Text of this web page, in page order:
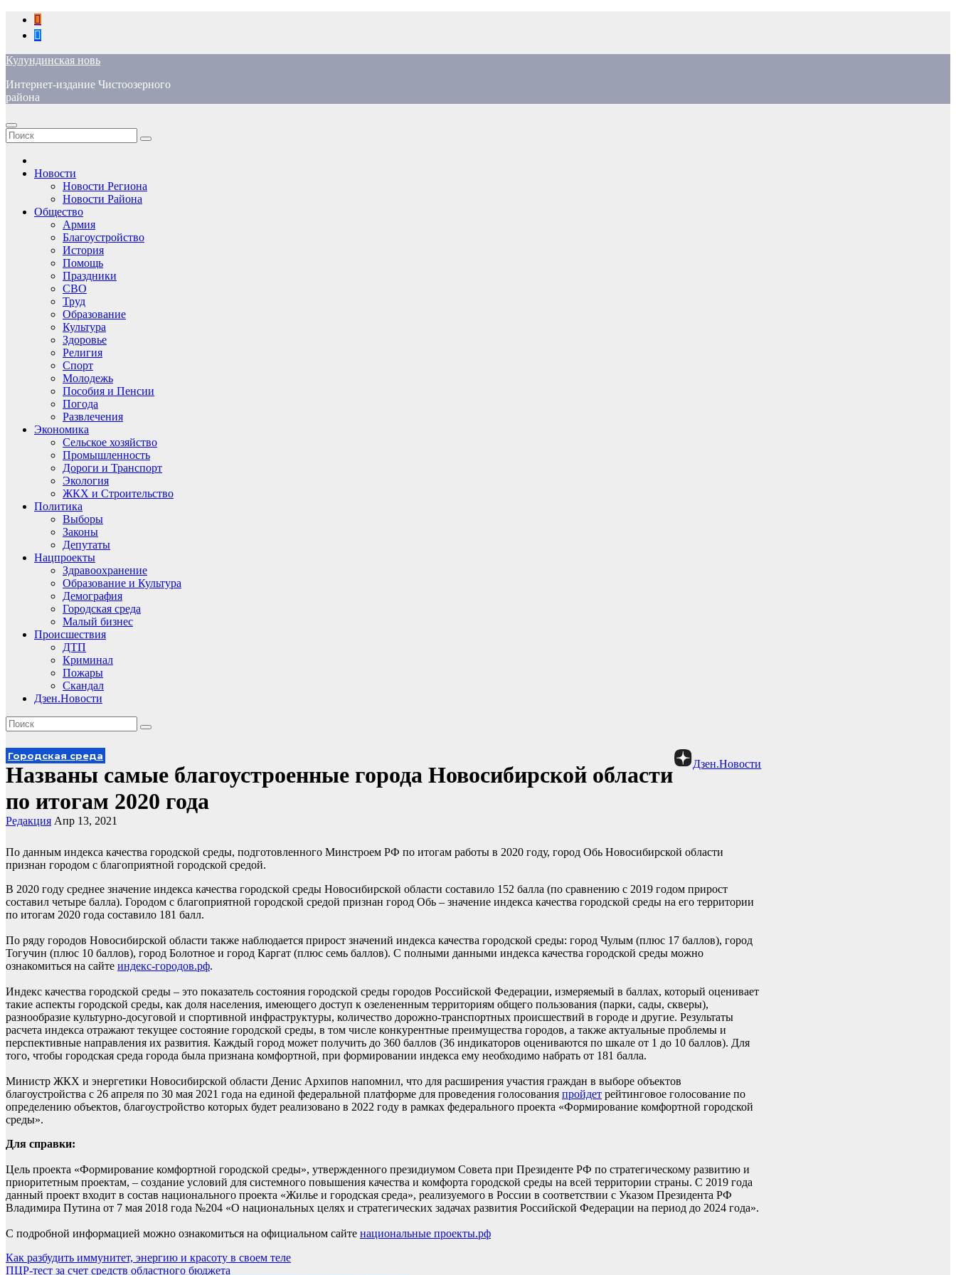
Перейти
содержимому
Кулундинская новь
Интернет-издание Чистоозерного
района
Новости
Новости Региона
Новости Района
Общество
Армия
Благоустройство
История
Помощь
Праздники
СВО
Труд
Образование
Культура
Здоровье
Религия
Спорт
Молодежь
Пособия и Пенсии
Погода
Развлечения
Экономика
Сельское хозяйство
Промышленность
Дороги и Транспорт
Экология
ЖКХ и Строительство
Политика
Выборы
Законы
Депутаты
Нацпроекты
Здравоохранение
Образование и Культура
Демография
Городская среда
Малый бизнес
Происшествия
ДТП
Криминал
Пожары
Скандал
Дзен.Новости
Дзен.Новости
Городская среда
Названы самые благоустроенные города Новосибирской области
по итогам 2020 года
Редакция Апр 13, 2021
По данным индекса качества городской среды, подготовленного Минстроем РФ по итогам работы в 2020 году, город Обь Новосибирской области
признан городом с благоприятной городской средой.
В 2020 году среднее значение индекса качества городской среды Новосибирской области составило 152 балла (по сравнению с 2019 годом прирост
составил четыре балла). Городом с благоприятной городской средой признан город Обь – значение индекса качества городской среды на его территории
по итогам 2020 года составило 181 балл.
По ряду городов Новосибирской области также наблюдается прирост значений индекса качества городской среды: город Чулым (плюс 17 баллов), город
Тогучин (плюс 10 баллов), город Болотное и город Каргат (плюс семь баллов). С полными данными индекса качества городской среды можно
ознакомиться на сайте индекс-городов.рф.
Индекс качества городской среды – это показатель состояния городской среды городов Российской Федерации, измеряемый в баллах, который оценивает
такие аспекты городской среды, как доля населения, имеющего доступ к озелененным территориям общего пользования (парки, сады, скверы),
разнообразие культурно-досуговой и спортивной инфраструктуры, количество дорожно-транспортных происшествий в городе и другие. Результаты
расчета индекса отражают текущее состояние городской среды, в том числе конкурентные преимущества городов, а также актуальные проблемы и
перспективные направления их развития. Каждый город может получить до 360 баллов (36 индикаторов оцениваются по шкале от 1 до 10 баллов). Для
того, чтобы городская среда города была признана комфортной, при формировании индекса ему необходимо набрать от 181 балла.
Министр ЖКХ и энергетики Новосибирской области Денис Архипов напомнил, что для расширения участия граждан в выборе объектов
благоустройства с 26 апреля по 30 мая 2021 года на единой федеральной платформе для проведения голосования пройдет рейтинговое голосование по
определению объектов, благоустройство которых будет реализовано в 2022 году в рамках федерального проекта «Формирование комфортной городской
среды».
Для справки:
Цель проекта «Формирование комфортной городской среды», утвержденного президиумом Совета при Президенте РФ по стратегическому развитию и
приоритетным проектам, – создание условий для системного повышения качества и комфорта городской среды на всей территории страны. С 2019 года
данный проект входит в состав национального проекта «Жилье и городская среда», реализуемого в России в соответствии с Указом Президента РФ
Владимира Путина от 7 мая 2018 года №204 «О национальных целях и стратегических задачах развития Российской Федерации на период до 2024 года».
С подробной информацией можно ознакомиться на официальном сайте национальные проекты.рф
Навигация
Как разбудить иммунитет, энергию и красоту в своем теле
ПЦР-тест за счет средств областного бюджета